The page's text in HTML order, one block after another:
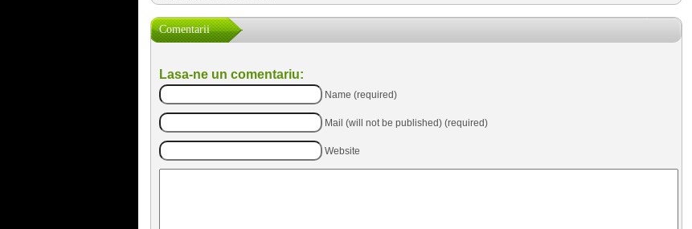
Comentarii
Lasa-ne un comentariu:
Name (required)
Mail (will not be published) (required)
Website